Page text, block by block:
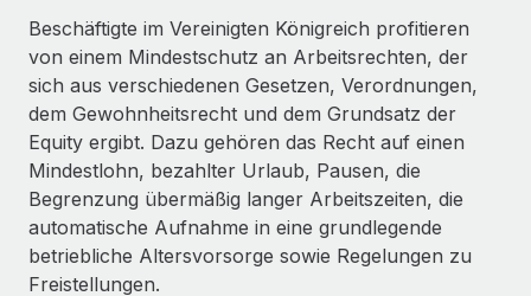
Background-Checks
Einfacheres Bewerber:innen-Screening
Compliance Watchtower
Lückenlose Compliance
Geräteverwaltung
Globale Bereitstellung und Verfolgung von IT-
Geräten
FALLSTUDIEN
So hat der KI-Vorreiter Weaviate sein Team mit
Remote um 120 % vergrößert
Weaviate auf einen Blick Weaviate entwickelt KI-basierte
Open-Source-Infrastrukturen. Das...
Mehr erfahren
Hol dir Unterstützung
Alle Ressourcen anzeigen
BLOG
Globale Payroll
EOR und PEO
Beschäftigte im Vereinigten Königreich profitieren
von einem Mindestschutz an Arbeitsrechten, der
sich aus verschiedenen Gesetzen, Verordnungen,
dem Gewohnheitsrecht und dem Grundsatz der
Equity ergibt. Dazu gehören das Recht auf einen
Mindestlohn, bezahlter Urlaub, Pausen, die
Begrenzung übermäßig langer Arbeitszeiten, die
automatische Aufnahme in eine grundlegende
betriebliche Altersvorsorge sowie Regelungen zu
Freistellungen.